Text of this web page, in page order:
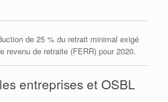
de 25 % du retrait minimal exigé
revenu de retraite (FERR) pour 2020.
entreprises et OSBL